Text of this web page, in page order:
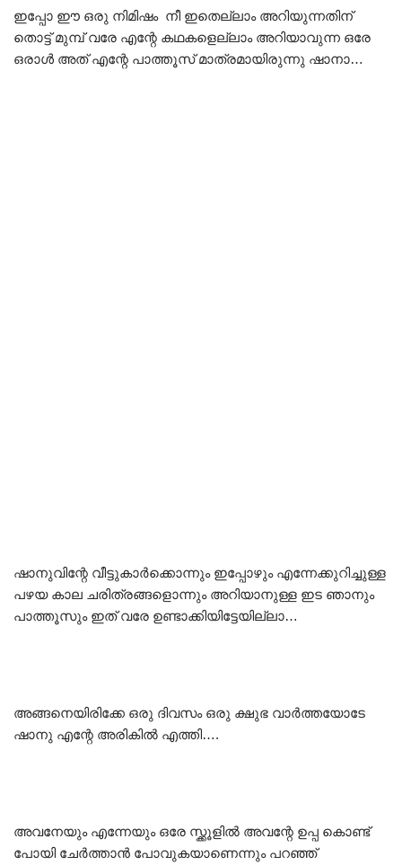
ഇപ്പോ ഈ ഒരു നിമിഷം നീ ഇതെല്ലാം അറിയുന്നതിന്
തൊട്ട് മുമ്പ് വരേ എന്റേ കഥകളെല്ലാം അറിയാവുന്ന ഒരേ
ഒരാൾ അത് എന്റേ പാത്തൂസ് മാത്രമായിരുന്നു ഷാനാ…
ഷാനുവിന്റേ വീട്ടുകാർക്കൊന്നും ഇപ്പോഴും എന്നേക്കുറിച്ചുള്ള
പഴയ കാല ചരിത്രങ്ങളൊന്നും അറിയാനുള്ള ഇട ഞാനും
പാത്തൂസും ഇത് വരേ ഉണ്ടാക്കിയിട്ടേയില്ലാ…
അങ്ങനെയിരിക്കേ ഒരു ദിവസം ഒരു ക്ഷുഭ വാർത്തയോടേ
ഷാനു എന്റേ അരികിൽ എത്തി….
അവനേയും എന്നേയും ഒരേ സ്ക്കൂളിൽ അവന്റേ ഉപ്പ കൊണ്ട്
പോയി ചേർത്താൻ പോവുകയാണെന്നും പറഞ്ഞ്